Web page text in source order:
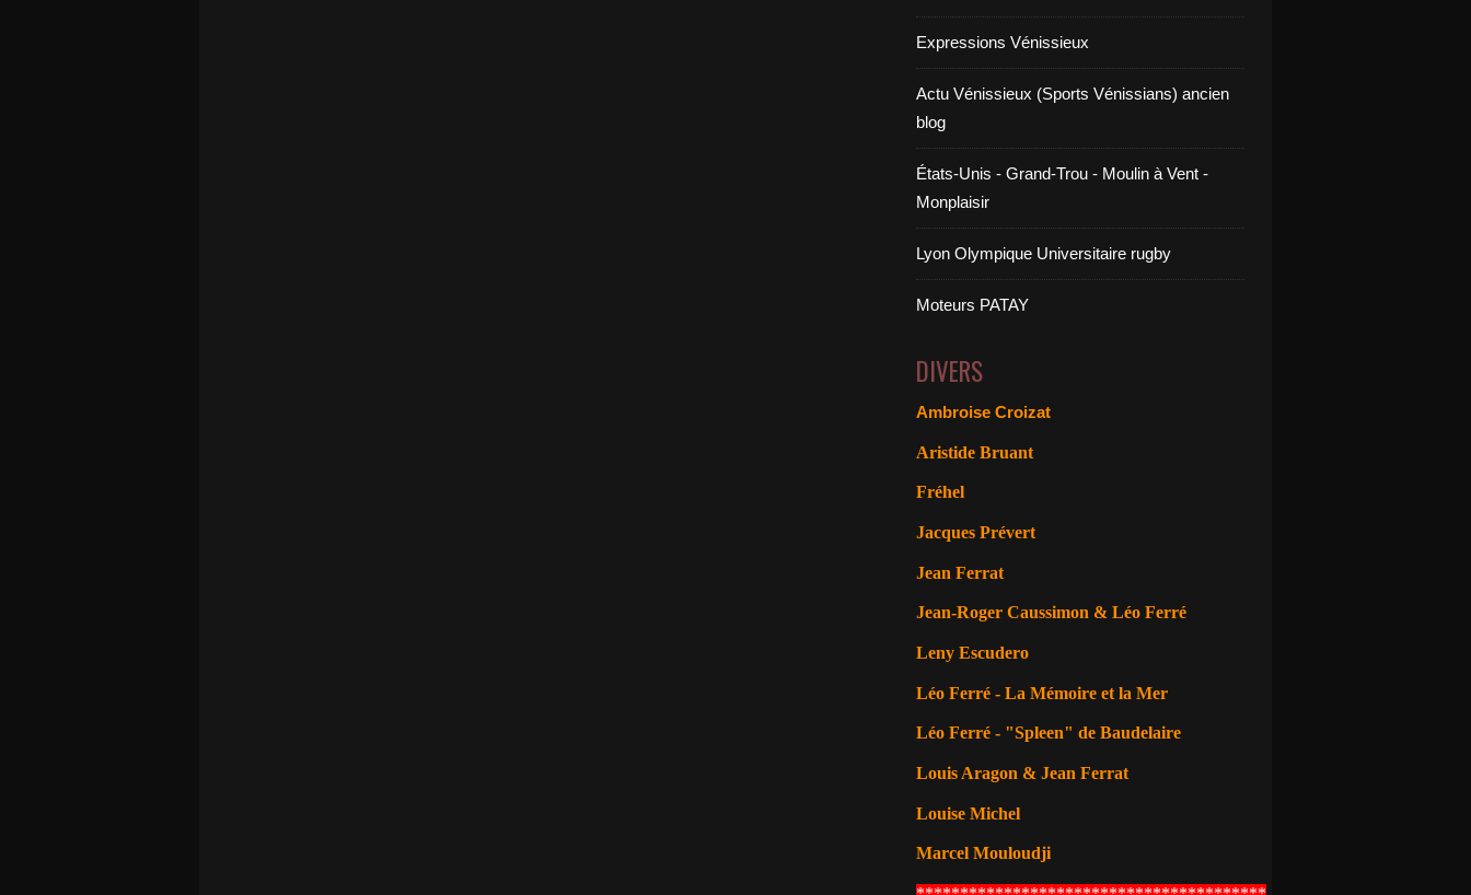
Expressions Vénissieux
Actu Vénissieux (Sports Vénissians) ancien
blog
États-Unis - Grand-Trou - Moulin à Vent -
Monplaisir
Lyon Olympique Universitaire rugby
Moteurs PATAY
DIVERS
Ambroise Croizat
Aristide Bruant
Fréhel
Jacques Prévert
Jean Ferrat
Jean-Roger Caussimon & Léo Ferré
Leny Escudero
Léo Ferré - La Mémoire et la Mer
Léo Ferré - "Spleen" de Baudelaire
Louis Aragon & Jean Ferrat
Louise Michel
Marcel Mouloudji